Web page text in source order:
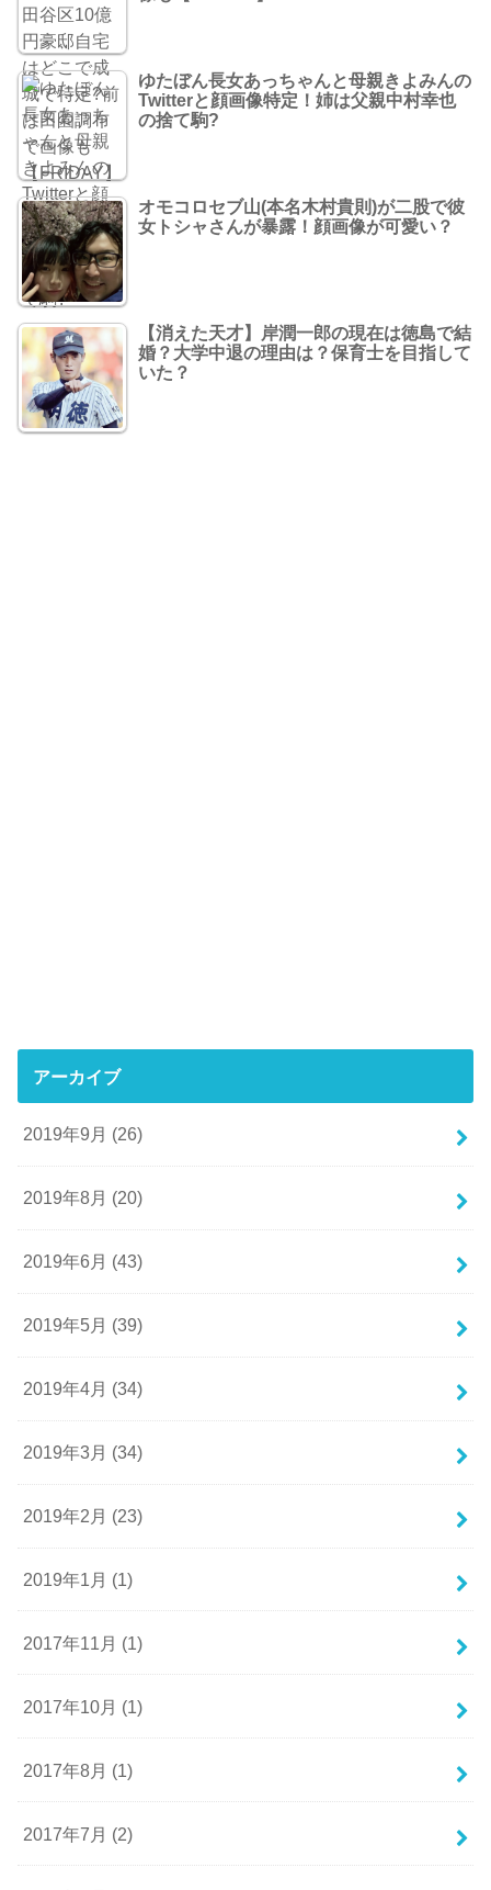
ゆたぼん長女あっちゃんと母親きよみんの
Twitterと顔画像特定！姉は父親中村幸也
の捨て駒?
オモコロセブ山(本名木村貴則)が二股で彼
女トシャさんが暴露！顔画像が可愛い？
【消えた天才】岸潤一郎の現在は徳島で結
婚？大学中退の理由は？保育士を目指して
いた？
アーカイブ
2019年9月 (26)
2019年8月 (20)
2019年6月 (43)
2019年5月 (39)
2019年4月 (34)
2019年3月 (34)
2019年2月 (23)
2019年1月 (1)
2017年11月 (1)
2017年10月 (1)
2017年8月 (1)
2017年7月 (2)